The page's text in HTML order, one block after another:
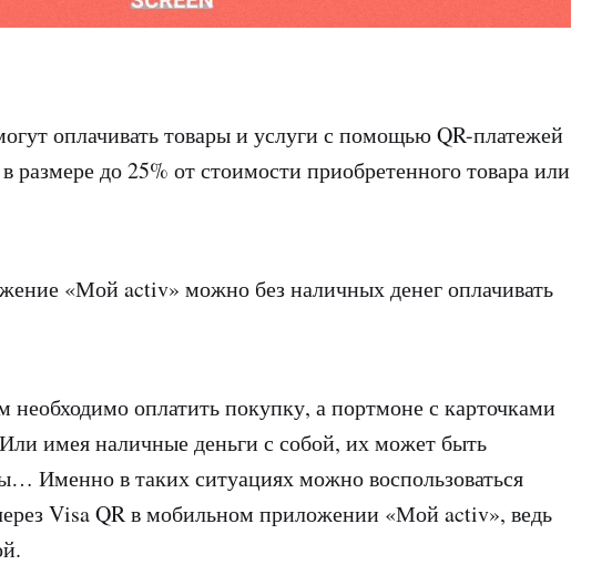
оплачивать товары и услуги с помощью QR-платежей
размере до 25% от стоимости приобретенного товара или
«Мой activ» можно без наличных денег оплачивать
необходимо оплатить покупку, а портмоне с карточками
имея наличные деньги с собой, их может быть
Именно в таких ситуациях можно воспользоваться
Visa QR в мобильном приложении «Мой activ», ведь